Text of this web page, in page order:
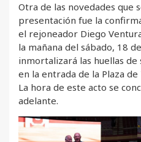
Otra de las novedades que
presentación fue la
el rejoneador Diego
la mañana del sábado, 18
inmortalizará las huellas
en la entrada de la Plaza
La hora de este acto se
adelante.